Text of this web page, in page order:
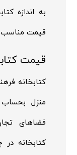
به اندازه
قیمت مناسب
قیمت
کتابخانه
منزل
فضاهای
کتابخانه در